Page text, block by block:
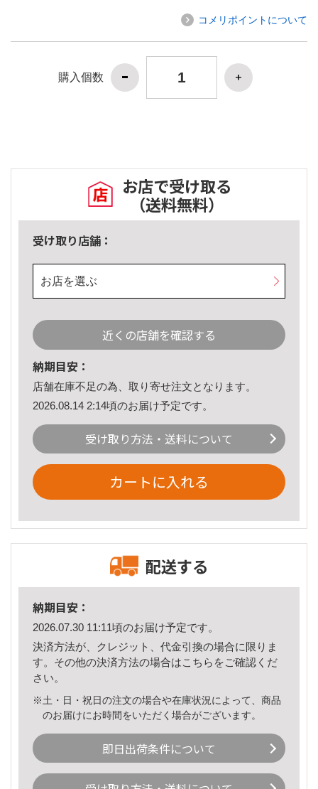
コメリポイントについて
購入個数
お店で受け取る
（送料無料）
受け取り店舗：
お店を選ぶ
近くの店舗を確認する
納期目安：
店舗在庫不足の為、取り寄せ注文となります。
2026.08.14 2:14頃のお届け予定です。
受け取り方法・送料について
カートに入れる
配送する
納期目安：
2026.07.30 11:11頃のお届け予定です。
決済方法が、クレジット、代金引換の場合に限りま
す。その他の決済方法の場合はこちら をご確認くだ
さい。
※土・日・祝日の注文の場合や在庫状況によって、商品
のお届けにお時間をいただく場合がございます。
即日出荷条件について